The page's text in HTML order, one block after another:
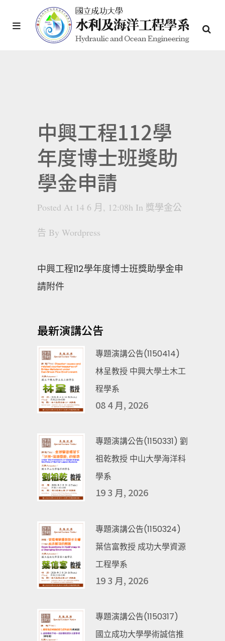
中興工程112學
年度博士班獎助
學金申請
Posted At 14 6 月, 12:08h In 獎學金公
告 By Wordpress
中興工程112學年度博士班獎助學金申
請附件
最新演講公告
專題演講公告(1150414)
林呈教授 中興大學土木工
程學系
08 4 月, 2026
專題演講公告(1150331) 劉
祖乾教授 中山大學海洋科
學系
19 3 月, 2026
專題演講公告(1150324)
葉信富教授 成功大學資源
工程學系
19 3 月, 2026
專題演講公告(1150317)
國立成功大學學術誠信推